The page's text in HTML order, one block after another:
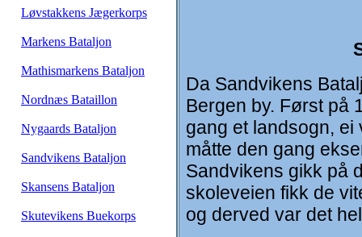
Løvstakkens Jægerkorps
Markens Bataljon
Mathismarkens Bataljon
Nordnæs Bataillon
Nygaards Bataljon
Sandvikens Bataljon
Skansens Bataljon
Skutevikens Buekorps
Da Sandvikens
Bergen by. Først på
gang et landsogn,
måtte den gang
Sandvikens gikk på
skoleveien fikk de
og derved var det